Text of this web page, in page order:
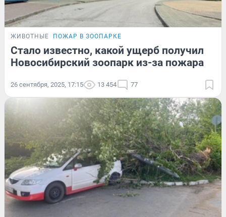
ЖИВОТНЫЕ ПОЖАР В ЗООПАРКЕ
Стало известно, какой ущерб получил
Новосибирский зоопарк из-за пожара
26 сентября, 2025, 17:15 13 454 77